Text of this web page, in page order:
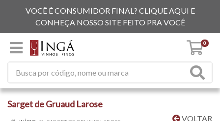
VOCÊ É CONSUMIDOR FINAL? CLIQUE AQUI E
CONHEÇA NOSSO SITE FEITO PRA VOCÊ
0
Sarget de Gruaud Larose
VOLTAR